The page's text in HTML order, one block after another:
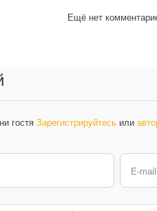
Ещё нет
гостя Зарегистрируйтесьили
E-mail